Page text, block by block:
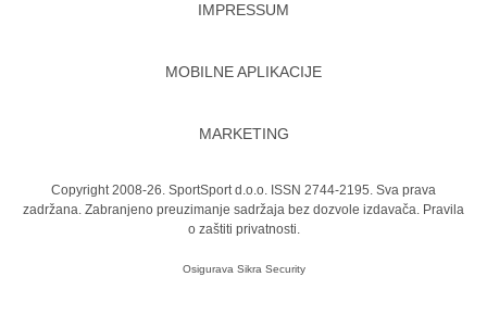
IMPRESSUM
MOBILNE APLIKACIJE
MARKETING
Copyright 2008-26. SportSport d.o.o. ISSN 2744-2195. Sva prava
zadržana. Zabranjeno preuzimanje sadržaja bez dozvole izdavača. Pravila
o zaštiti privatnosti.
Osigurava Sikra Security